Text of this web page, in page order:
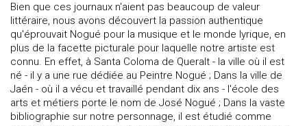
Bien que ces journaux n'aient pas beaucoup de valeur
littéraire, nous avons découvert la passion authentique
qu'éprouvait Nogué pour la musique et le monde lyrique, en
plus de la facette picturale pour laquelle notre artiste est
connu. En effet, à Santa Coloma de Queralt - la ville où il est
né - il y a une rue dédiée au Peintre Nogué ; Dans la ville de
Jaén - où il a vécu et travaillé pendant dix ans - l'école des
arts et métiers porte le nom de José Nogué ; Dans la vaste
bibliographie sur notre personnage, il est étudié comme